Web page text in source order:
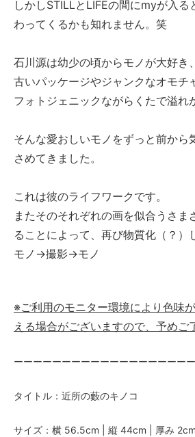
しかしSTILLとLIFEの間にmyが入る
わってくるかも知れません。笑
石川源は幼少の頃からモノが大好き
古いパッケージやジャンクなオモ
フォトジェニックながらくたで溢れ
そんな愛おしいモノをずっと前から
さめてきました。
これは彼のライフワークです。
またそのそれぞれの画を似合うさま
ることによって、再び物質化（？）
モノ→撮影→モノ
※ご利用のモニター環境により色味
える場合がございますので、予めご
ーーーーーーーーーーーーーーーーーー
タイトル：近所の藪のキノコ
サイズ：横 56.5cm | 縦 44cm | 厚み 2cm